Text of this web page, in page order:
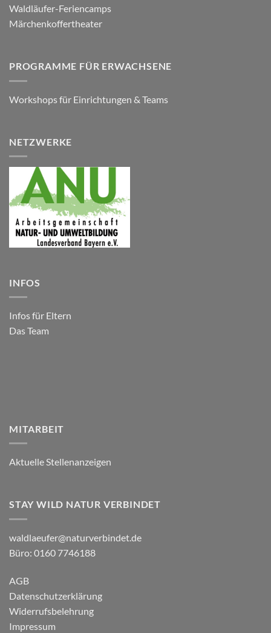
Waldläufer-Feriencamps
Märchenkoffertheater
PROGRAMME FÜR ERWACHSENE
Workshops für Einrichtungen & Teams
NETZWERKE
INFOS
Infos für Eltern
Das Team
MITARBEIT
Aktuelle Stellenanzeigen
STAY WILD NATUR VERBINDET
waldlaeufer@naturverbindet.de
Büro: 0160 7746188
AGB
Datenschutzerklärung
Widerrufsbelehrung
Impressum